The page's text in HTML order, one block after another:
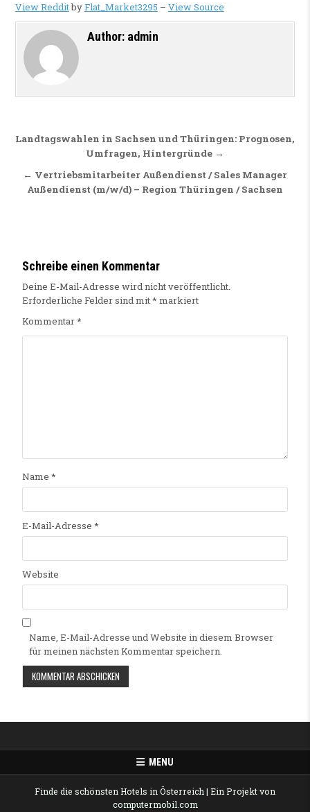
View RedditbyFlat_Market3295 – View Source
Author: admin
Beitragsnavigation
Landtagswahlen in Sachsen und Thüringen: Prognosen,
Umfragen, Hintergründe →
← Vertriebsmitarbeiter Außendienst / Sales Manager
Außendienst (m/w/d) – Region Thüringen / Sachsen
Schreibe einen Kommentar
Deine E-Mail-Adresse wird nicht veröffentlicht.
Erforderliche Felder sind mit* markiert
Kommentar*
Name *
E-Mail-Adresse *
Website
Name, E-Mail-Adresse und Website in diesem Browser
für meinen nächsten Kommentar speichern.
MENU
Finde die schönsten Hotels in Österreich | Ein Projekt von
computermobil.com